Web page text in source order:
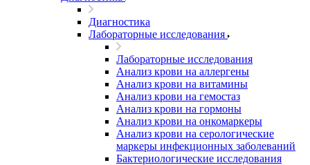
Диагностика
Лабораторные исследования
Лабораторные исследования
Анализ крови на аллергены
Анализ крови на витамины
Анализ крови на гемостаз
Анализ крови на гормоны
Анализ крови на онкомаркеры
Анализ крови на серологические
маркеры инфекционных заболеваний
Бактериологические исследования